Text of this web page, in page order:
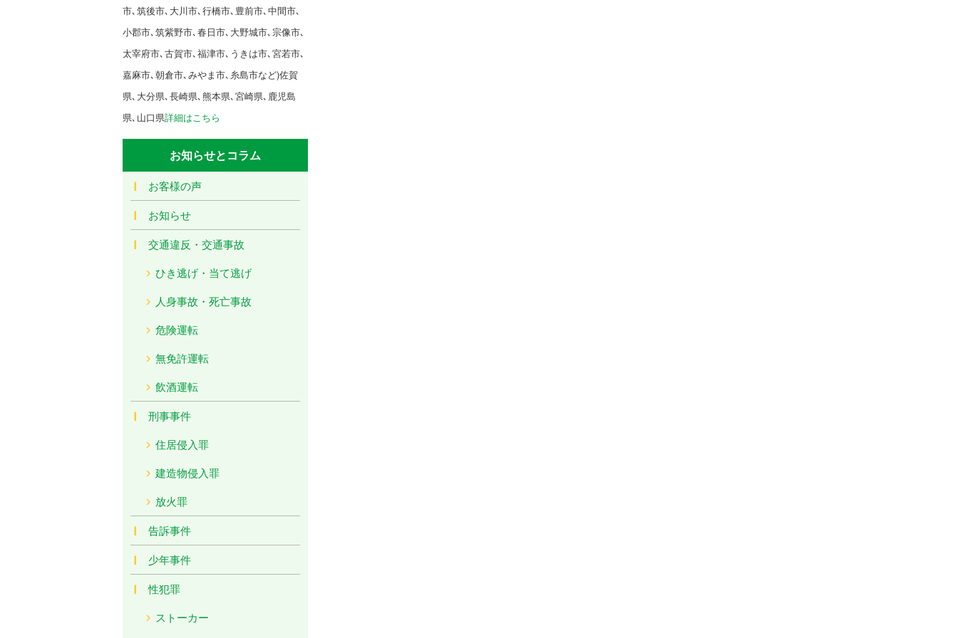
市､筑後市､大川市､行橋市､豊前市､中間市､
小郡市､筑紫野市､春日市､大野城市､宗像市､
太宰府市､古賀市､福津市､うきは市､宮若市､
嘉麻市､朝倉市､みやま市､糸島市など)佐賀
県､大分県､長崎県､熊本県､宮崎県､鹿児島
県､山口県詳細はこちら
お知らせとコラム
お客様の声
お知らせ
交通違反・交通事故
ひき逃げ・当て逃げ
人身事故・死亡事故
危険運転
無免許運転
飲酒運転
刑事事件
住居侵入罪
建造物侵入罪
放火罪
告訴事件
少年事件
性犯罪
ストーカー